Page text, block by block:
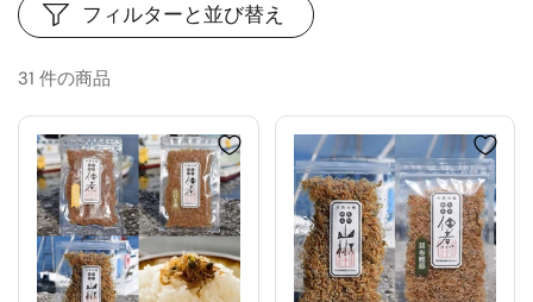
31 件の商品
フィルターと並び替え